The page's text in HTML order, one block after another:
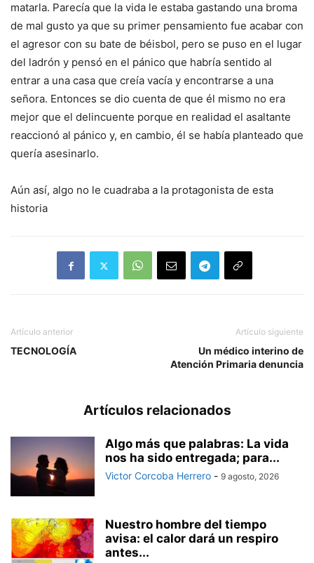
matarla. Parecía que la vida le estaba gastando una broma
de mal gusto ya que su primer pensamiento fue acabar con
el agresor con su bate de béisbol, pero se puso en el lugar
del ladrón y pensó en el pánico que habría sentido al
entrar a una casa que creía vacía y encontrarse a una
señora. Entonces se dio cuenta de que él mismo no era
mejor que el delincuente porque en realidad el asaltante
reaccionó al pánico y, en cambio, él se había planteado que
quería asesinarlo.
Aún así, algo no le cuadraba a la protagonista de esta
historia
Artículo anterior
TECNOLOGÍA
Artículo siguiente
Un médico interino de
Atención Primaria denuncia
Artículos relacionados
Algo más que palabras: La vida
nos ha sido entregada; para...
Victor Corcoba Herrero - 9 agosto, 2026
Nuestro hombre del tiempo
avisa: el calor dará un respiro
antes...